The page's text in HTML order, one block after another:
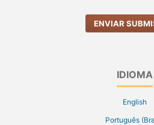
ENVIAR
IDIOMA
English
Português